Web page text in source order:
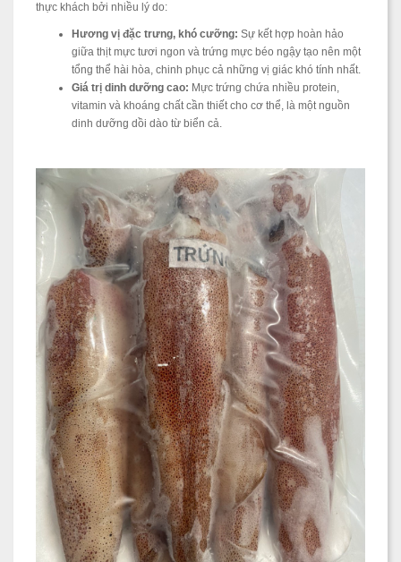
thực khách bởi nhiều lý do:
Hương vị đặc trưng, khó cưỡng: Sự kết hợp hoàn hảo
giữa thịt mực tươi ngon và trứng mực béo ngậy tạo nên một
tổng thể hài hòa, chinh phục cả những vị giác khó tính nhất.
Giá trị dinh dưỡng cao: Mực trứng chứa nhiều protein,
vitamin và khoáng chất cần thiết cho cơ thể, là một nguồn
dinh dưỡng dồi dào từ biển cả.